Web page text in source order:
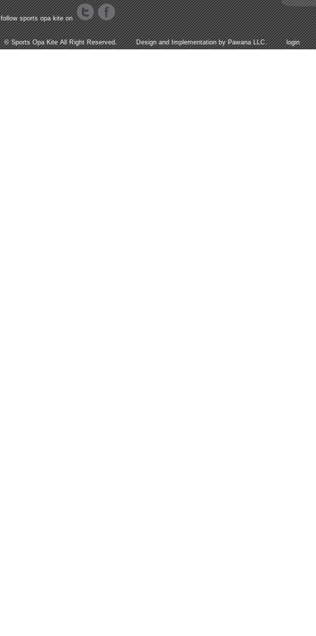
follow sports opa kite on
©Sports Opa KiteAll Right Reserved. Design and Implementation byPawana LLC. login